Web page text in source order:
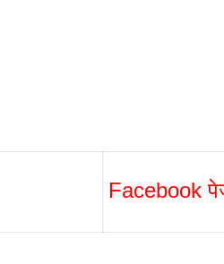
Facebook